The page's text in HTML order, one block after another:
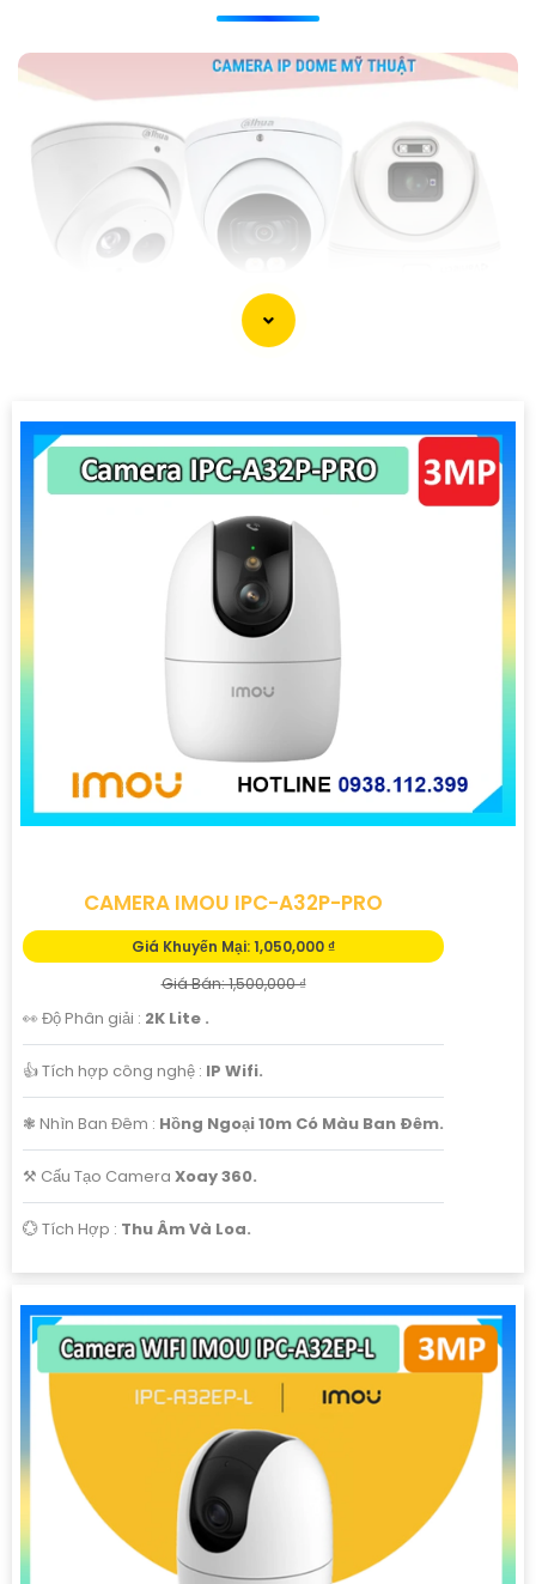
CAMERA IMOU IPC-A32P-PRO
Giá Khuyến Mại: 1,050,000 ₫
Giá Bán: 1,500,000 ₫
👀 Độ Phân giải : 2K Lite .
👍 Tích hợp công nghệ : IP Wifi.
❃ Nhìn Ban Đêm : Hồng Ngoại 10m Có Màu Ban Ðêm.
⚒ Cấu Tạo Camera Xoay 360.
️💮 Tích Hợp : Thu Âm Và Loa.